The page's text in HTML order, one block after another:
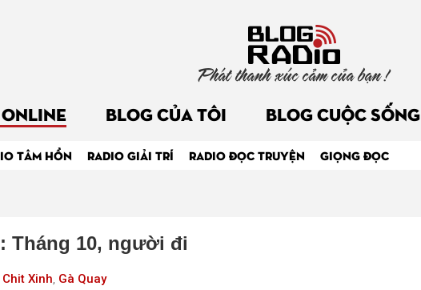
Phát thanh xúc cảm của bạn !
BLOG CỦA TÔI BLOG CUỘC SỐNG
TÂM HỒN RADIO GIẢI TRÍ RADIO ĐỌC TRUYỆN GIỌNG ĐỌC
Tháng 10, người đi
Chit Xinh, Gà Quay